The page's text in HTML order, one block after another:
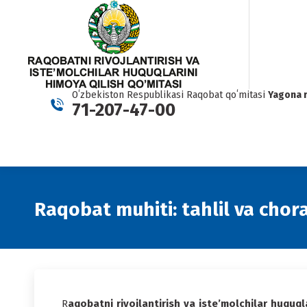
Oʻzbekiston Respublikasi Raqobat qoʻmitasi Yagona
71-207-47-00
Raqobat muhiti: tahlil va
Raqobatni rivojlantirish va iste’molchilar